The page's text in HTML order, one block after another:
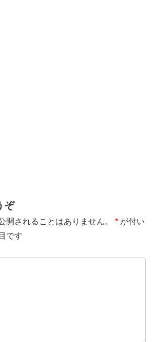
ぞ
開されることはありません。 * が付い
です